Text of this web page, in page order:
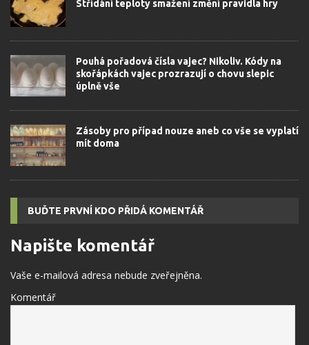
Střídání teploty smažení změní pravidla hry
Pouhá pořadová čísla vajec? Nikoliv. Kódy na
skořápkách vajec prozrazují o chovu slepic
úplně vše
Zásoby pro případ nouze aneb co vše se vyplatí
mít doma
BUĎTE PRVNÍ KDO PŘIDÁ KOMENTÁŘ
Napište komentář
Vaše e-mailová adresa nebude zveřejněna.
Komentář